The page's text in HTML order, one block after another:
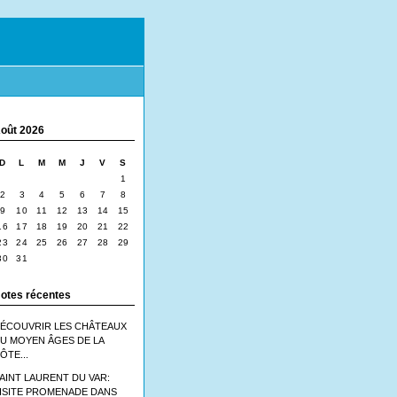
2026
L M M J V
S
1
2
3 4 5 6 7
8
9
10 11 12 13 14
15
17 18 19 20 21
22
24 25 26 27 28
29
31
récentes
LES CHÂTEAUX
MOYEN ÂGES DE LA
LAURENT DU VAR:
PROMENADE DANS